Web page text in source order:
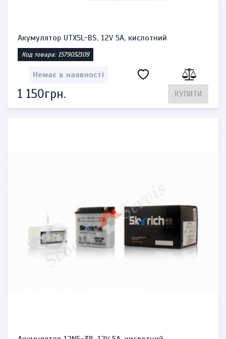
Акумулятор UTX5L-BS, 12V 5A, кислотний
Код товара: 1579032109
Немає в наявності
1 150грн. КУПИТИ